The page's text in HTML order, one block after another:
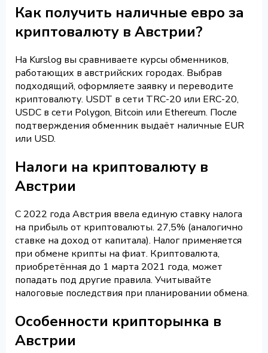
Как получить наличные евро за
криптовалюту в Австрии?
На Kurslog вы сравниваете курсы обменников,
работающих в австрийских городах. Выбрав
подходящий, оформляете заявку и переводите
криптовалюту. USDT в сети TRC-20 или ERC-20,
USDC в сети Polygon, Bitcoin или Ethereum. После
подтверждения обменник выдаёт наличные EUR
или USD.
Налоги на криптовалюту в
Австрии
С 2022 года Австрия ввела единую ставку налога
на прибыль от криптовалюты. 27,5% (аналогично
ставке на доход от капитала). Налог применяется
при обмене крипты на фиат. Криптовалюта,
приобретённая до 1 марта 2021 года, может
попадать под другие правила. Учитывайте
налоговые последствия при планировании обмена.
Особенности крипторынка в
Австрии